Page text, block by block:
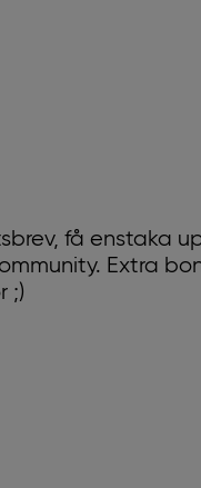
få enstaka
Extra
;)